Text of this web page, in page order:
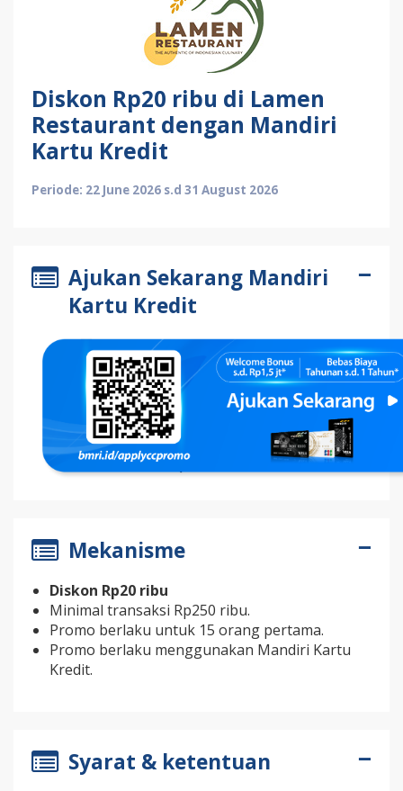
Diskon Rp20 ribu di Lamen
Restaurant dengan Mandiri
Kartu Kredit
Periode: 22 June 2026 s.d 31 August 2026
Ajukan Sekarang Mandiri
Kartu Kredit
Mekanisme
Diskon Rp20 ribu
Minimal transaksi Rp250 ribu.
Promo berlaku untuk 15 orang pertama.
Promo berlaku menggunakan Mandiri Kartu
Kredit.
Syarat & ketentuan